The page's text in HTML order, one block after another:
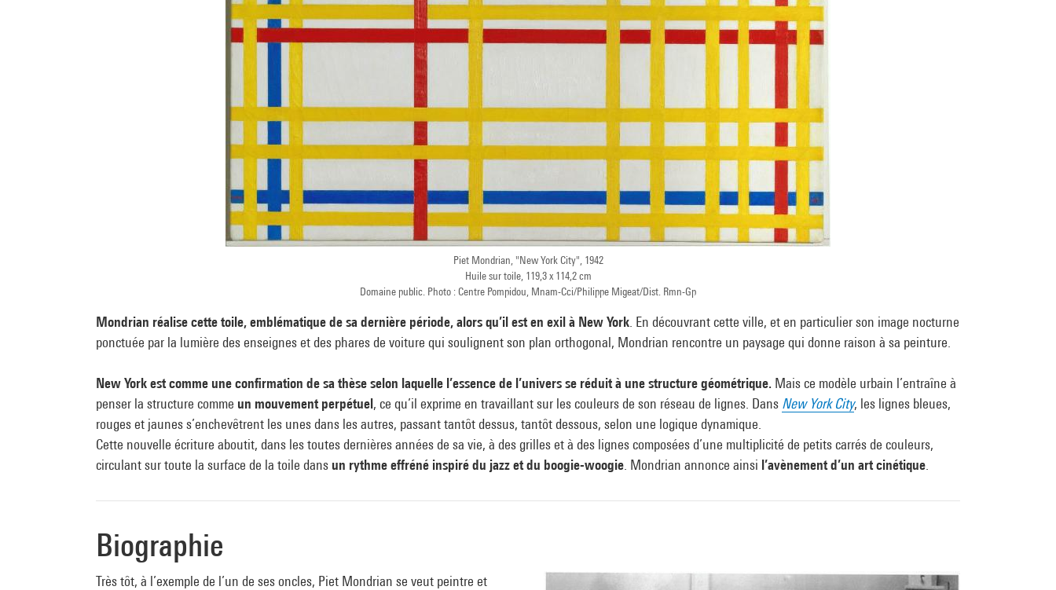
Piet Mondrian, "New York City", 1942
Huile sur toile, 119,3 x 114,2 cm
Domaine public. Photo : Centre Pompidou, Mnam-Cci/Philippe Migeat/Dist. Rmn-Gp
Mondrian réalise cette toile, emblématique de sa dernière période, alors qu’il est en exil à New York . En découvrant cette ville, et en particulier son image nocturne
ponctuée par la lumière des enseignes et des phares de voiture qui soulignent son plan orthogonal, Mondrian rencontre un paysage qui donne raison à sa peinture.
New York est comme une confirmation de sa thèse selon laquelle l’essence de l’univers se réduit à une structure géométrique. Mais ce modèle urbain l’entraîne à
penser la structure comme un mouvement perpétuel, ce qu’il exprime en travaillant sur les couleurs de son réseau de lignes. Dans New York City, les lignes bleues,
rouges et jaunes s’enchevêtrent les unes dans les autres, passant tantôt dessus, tantôt dessous, selon une logique dynamique.
Cette nouvelle écriture aboutit, dans les toutes dernières années de sa vie, à des grilles et à des lignes composées d’une multiplicité de petits carrés de couleurs,
circulant sur toute la surface de la toile dans un rythme effréné inspiré du jazz et du boogie-woogie . Mondrian annonce ainsi l’avènement d’un art cinétique
Biographie
Très tôt, à l’exemple de l’un de ses oncles, Piet Mondrian se veut peintre et